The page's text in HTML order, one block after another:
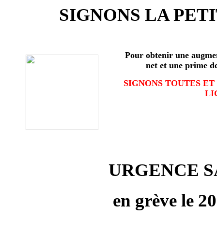
SIGNONS LA
Pour obtenir une
net et une prime
SIGNONS TOUTES
URGENCE
en grève le